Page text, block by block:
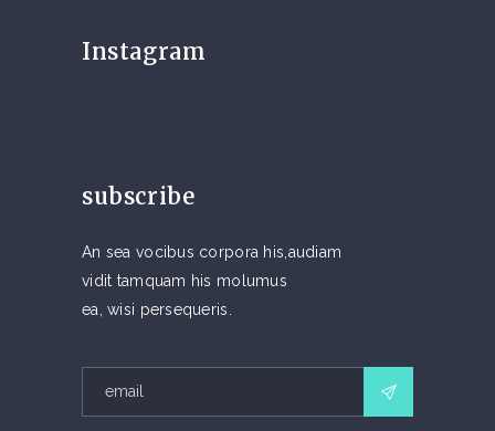
Instagram
subscribe
An sea vocibus corpora his,audiam
vidit tamquam his molumus
ea, wisi persequeris.